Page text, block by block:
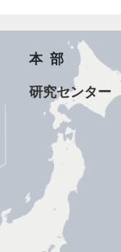
本部
研究センター